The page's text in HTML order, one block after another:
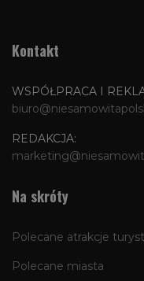
Kontakt
WSPÓŁPRACA I
REDAKCJA:
Na skróty
Polecane atrakcje
Polecane miasta